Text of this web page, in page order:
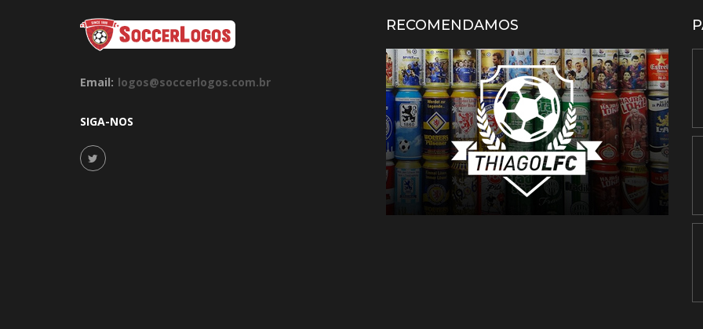
Email: logos@soccerlogos.com.br
SIGA-NOS
RECOMENDAMOS